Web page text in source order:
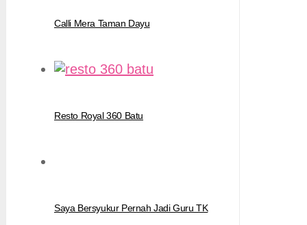
Calli Mera Taman Dayu
Resto Royal 360 Batu
Saya Bersyukur Pernah Jadi Guru TK